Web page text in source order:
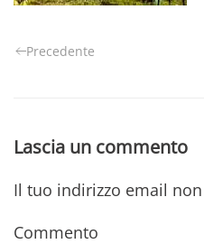
Precedente
Lascia un commento
Il tuo indirizzo email
Commento